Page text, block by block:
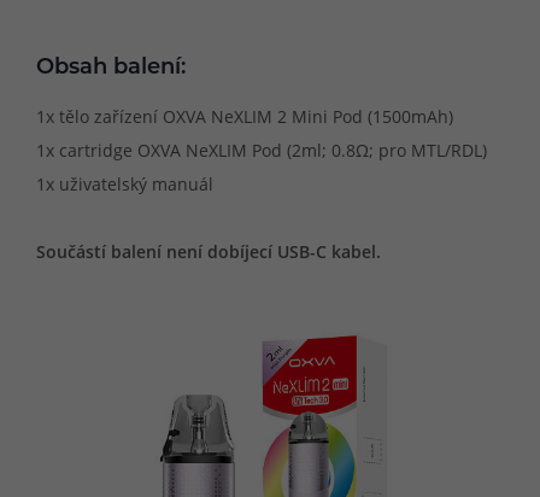
Obsah balení:
1x tělo zařízení OXVA NeXLIM 2 Mini Pod (1500mAh)
1x cartridge OXVA NeXLIM Pod (2ml; 0.8Ω; pro MTL/RDL)
1x uživatelský manuál
Součástí balení není dobíjecí USB-C kabel.